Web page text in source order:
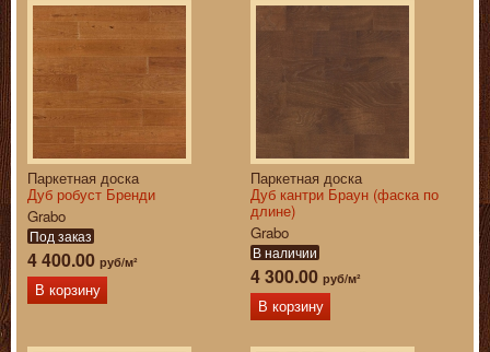
Паркетная доска
Дуб робуст Бренди
Grabo
Под заказ
4 400.00 руб/м²
В корзину
Паркетная доска
Дуб кантри Браун (фаска по
длине)
Grabo
В наличии
4 300.00 руб/м²
В корзину